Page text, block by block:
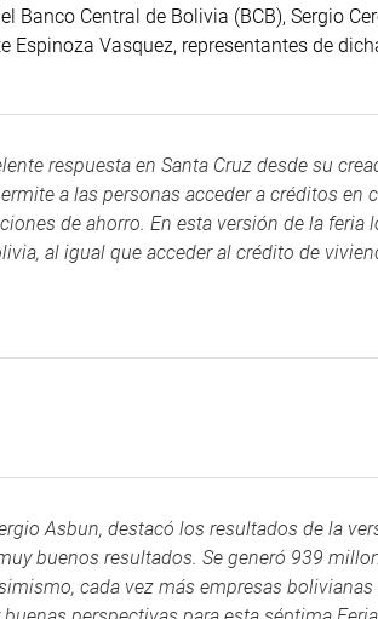
Banco Central de Bolivia (BCB), Sergio
Espinoza Vasquez, representantes de
respuesta en Santa Cruz desde su
a las personas acceder a créditos en
de ahorro. En esta versión de la feria
al igual que acceder al crédito de
Asbun, destacó los resultados de la
buenos resultados. Se generó 939
cada vez más empresas